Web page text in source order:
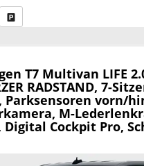
an
Datei, Fahrzeugexposé drucken
T7 Multivan LIFE
RADSTAND, 7-
Parksensoren vorn/
M-
Digital Cockpit Pro,